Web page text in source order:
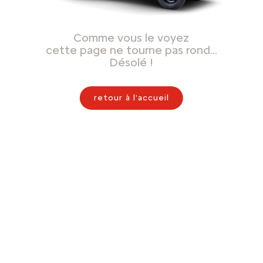
Comme vous le voyez
cette page ne tourne pas rond…
Désolé !
retour à l'accueil